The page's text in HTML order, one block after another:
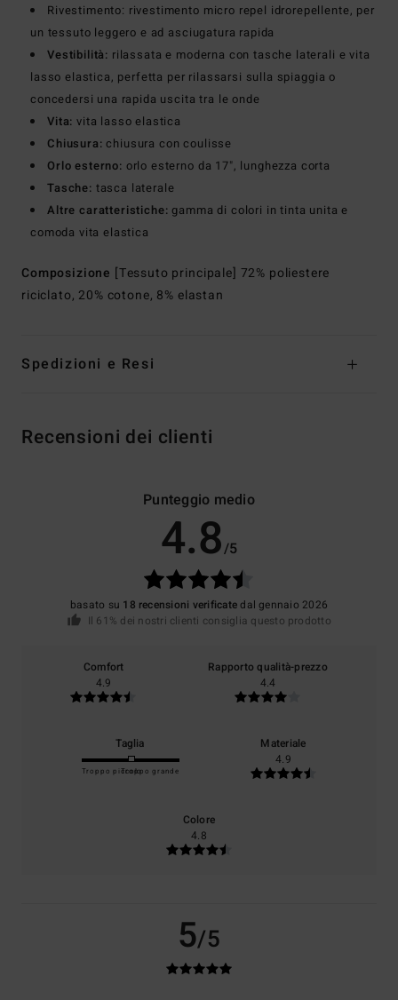
Rivestimento: rivestimento micro repel idrorepellente, per
un tessuto leggero e ad asciugatura rapida
Vestibilità: rilassata e moderna con tasche laterali e vita
lasso elastica, perfetta per rilassarsi sulla spiaggia o
concedersi una rapida uscita tra le onde
Vita: vita lasso elastica
Chiusura: chiusura con coulisse
Orlo esterno: orlo esterno da 17", lunghezza corta
Tasche: tasca laterale
Altre caratteristiche: gamma di colori in tinta unita e
comoda vita elastica
Composizione [Tessuto principale] 72% poliestere
riciclato, 20% cotone, 8% elastan
Spedizioni e Resi
Recensioni dei clienti
Punteggio medio
4.8/5
basato su 18 recensioni verificatedal gennaio 2026
Il 61% dei nostri clienti consiglia questo prodotto
Comfort
4.9
Rapporto qualità-prezzo
4.4
Taglia
Troppo piccoloTroppo grande
Materiale
4.9
Colore
4.8
5/5